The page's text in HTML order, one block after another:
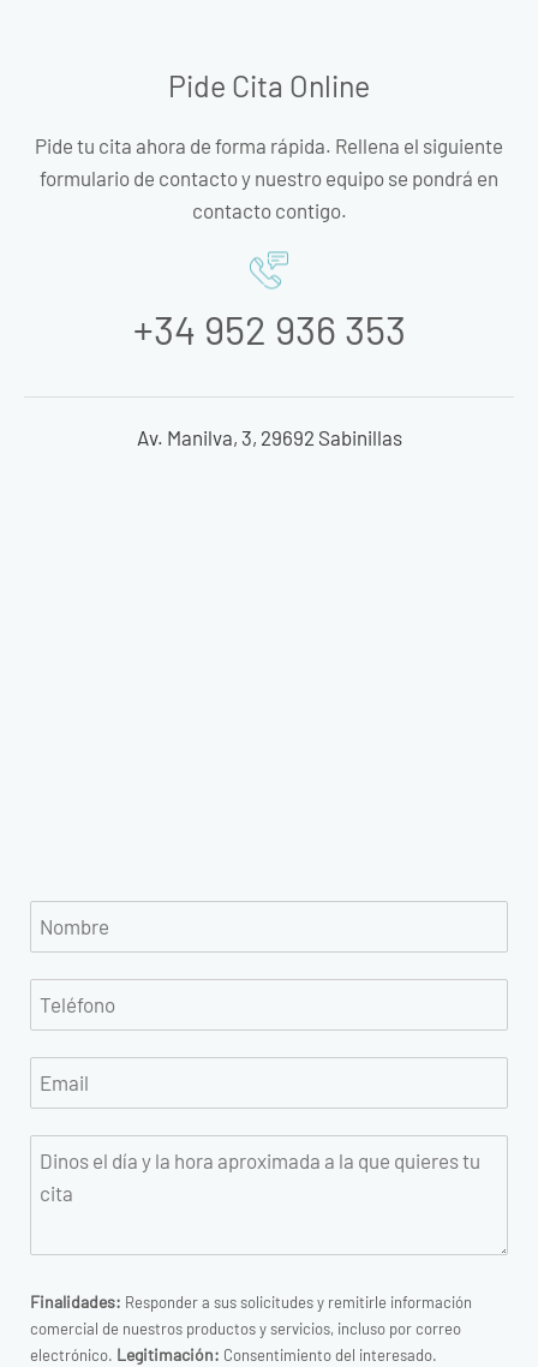
Pide Cita Online
Pide tu cita ahora de forma rápida. Rellena el siguiente
formulario de contacto y nuestro equipo se pondrá en
contacto contigo.
+34 952 936 353
Av. Manilva, 3, 29692 Sabinillas
Finalidades: Responder a sus solicitudes y remitirle información
comercial de nuestros productos y servicios, incluso por correo
electrónico. Legitimación: Consentimiento del interesado.